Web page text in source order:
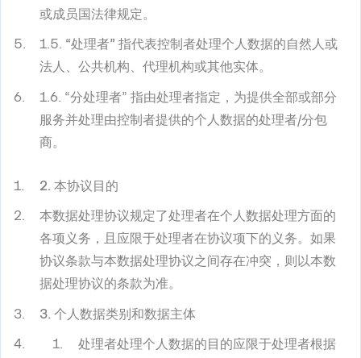
或成员国法律规定。
1.5. “处理者” 指代表控制者处理个人数据的自然人或
法人、公共机构、代理机构或其他实体。
1.6. “分处理者” 指由处理者指定，为提供全部或部分
服务并处理由控制者提供的个人数据的处理者/分包
商。
2. 本协议目的
本数据处理协议规定了处理者在个人数据处理方面的
各项义务，且应限于处理者在协议项下的义务。如果
协议条款与本数据处理协议之间存在冲突，则以本数
据处理协议的条款为准。
3. 个人数据类别和数据主体
处理者处理个人数据的目的应限于处理者根据